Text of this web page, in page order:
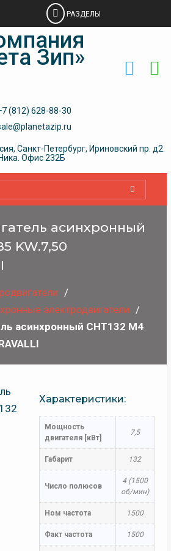
(812) 628-88-30
Санкт-Петербург, Ириновский пр. д2.
Офис 232Б
асинхронный
KW.7,50
электродвигатели
асинхронный CHT132 M4
Характеристики:
Мощность
двигателя [кВт]
7,5
Габарит 132
Число полюсов
4 (1500
об/мин)
Ном частота 1500
Факт частота 1500